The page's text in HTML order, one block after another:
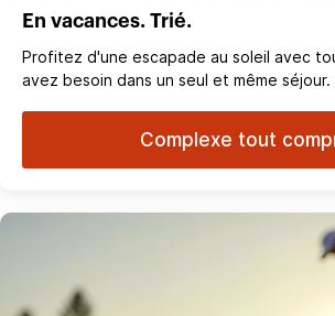
En vacances. Trié.
Profitez d'une escapade au soleil avec
avez besoin dans un seul et même séjour.
Complexe tout